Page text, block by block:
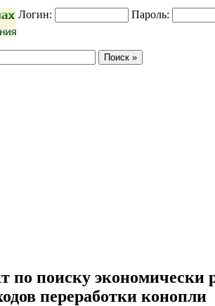
Логин: Пароль:
по поиску экономически
переработки конопли